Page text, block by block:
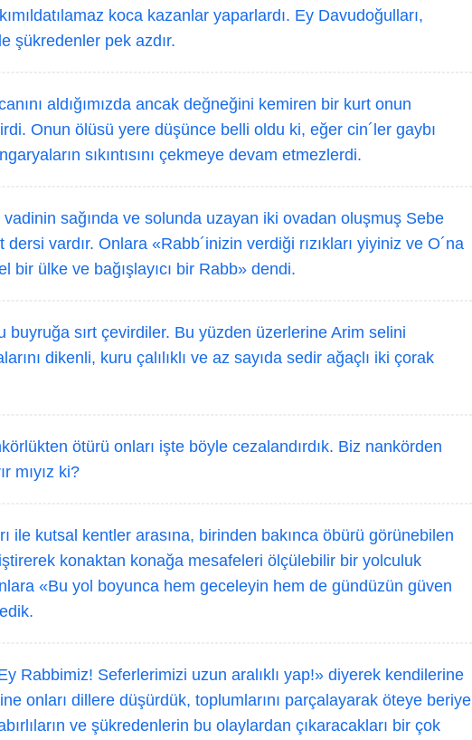
koca kazanlar yaparlardı. Ey Davudoğulları,
şükredenler pek azdır.
aldığımızda ancak değneğini kemiren bir kurt onun
Onun ölüsü yere düşünce belli oldu ki, eğer cin´ler gaybı
sıkıntısını çekmeye devam etmezlerdi.
sağında ve solunda uzayan iki ovadan oluşmuş Sebe
vardır. Onlara «Rabb´inizin verdiği rızıkları yiyiniz ve O´na
bir ülke ve bağışlayıcı bir Rabb» dendi.
buyruğa sırt çevirdiler. Bu yüzden üzerlerine Arim selini
dikenli, kuru çalılıklı ve az sayıda sedir ağaçlı iki çorak
ötürü onları işte böyle cezalandırdık. Biz nankörden
mıyız ki?
ile kutsal kentler arasına, birinden bakınca öbürü görünebilen
konaktan konağa mesafeleri ölçülebilir bir yolculuk
«Bu yol boyunca hem geceleyin hem de gündüzün güven
Rabbimiz! Seferlerimizi uzun aralıklı yap!» diyerek kendilerine
onları dillere düşürdük, toplumlarını parçalayarak öteye beriye
ve şükredenlerin bu olaylardan çıkaracakları bir çok